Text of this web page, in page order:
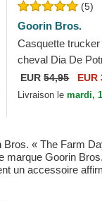
(5)
Goorin Bros.
Casquette
cheval Dia De
De Los Muertos
Farm Goorin
EUR54,95 EUR
Livraison lemardi,
« The Farm
marque Goorin
un accessoire